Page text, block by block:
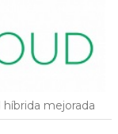
mejorada